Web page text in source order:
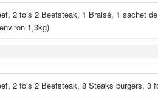
2 fois 2 Beefsteak, 1 Braisé, 1 sachet
1,3kg)
2 fois 2 Beefsteak, 8 Steaks burgers, 3